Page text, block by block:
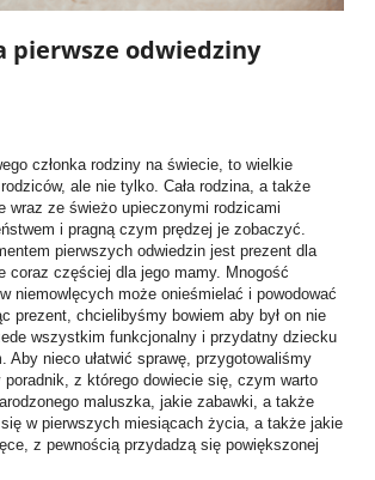
pierwsze odwiedziny
członka rodziny na świecie, to wielkie
ale nie tylko. Cała rodzina, a także
wraz ze świeżo upieczonymi rodzicami
i pragną czym prędzej je zobaczyć.
pierwszych odwiedzin jest prezent dla
coraz częściej dla jego mamy. Mnogość
niemowlęcych może onieśmielać i powodować
prezent, chcielibyśmy bowiem aby był on nie
wszystkim funkcjonalny i przydatny dziecku
Aby nieco ułatwić sprawę, przygotowaliśmy
z którego dowiecie się, czym warto
maluszka, jakie zabawki, a także
w pierwszych miesiącach życia, a także jakie
z pewnością przydadzą się powiększonej